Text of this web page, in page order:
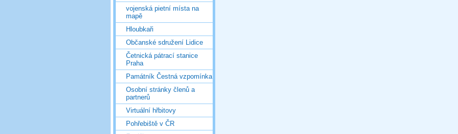
vojenská pietní místa na
mapě
Hloubkaři
Občanské sdružení Lidice
Četnická pátrací stanice
Praha
Památník Čestná vzpomínka
Osobní stránky členů a
partnerů
Virtuální hřbitovy
Pohřebiště v ČR